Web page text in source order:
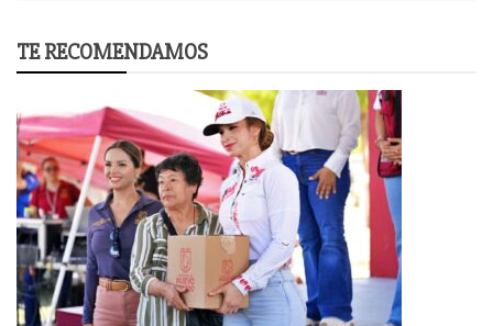
TE RECOMENDAMOS